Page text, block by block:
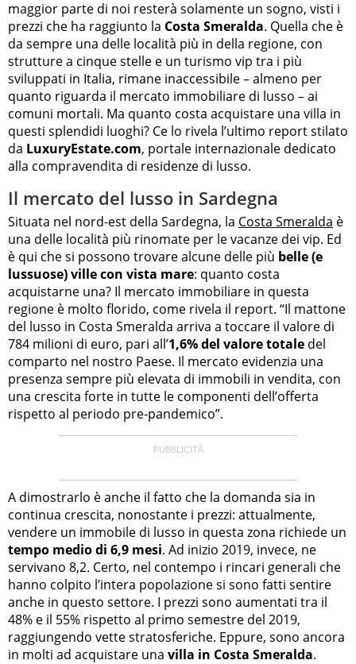
maggior parte di noi resterà solamente un sogno, visti i
prezzi che ha raggiunto la Costa Smeralda. Quella che è
da sempre una delle località più in della regione, con
strutture a cinque stelle e un turismo vip tra i più
sviluppati in Italia, rimane inaccessibile – almeno per
quanto riguarda il mercato immobiliare di lusso – ai
comuni mortali. Ma quanto costa acquistare una villa in
questi splendidi luoghi? Ce lo rivela l’ultimo report stilato
da LuxuryEstate.com, portale internazionale dedicato
alla compravendita di residenze di lusso.
Il mercato del lusso in Sardegna
Situata nel nord-est della Sardegna, la Costa Smeralda è
una delle località più rinomate per le vacanze dei vip. Ed
è qui che si possono trovare alcune delle più belle (e
lussuose) ville con vista mare: quanto costa
acquistarne una? Il mercato immobiliare in questa
regione è molto florido, come rivela il report. “Il mattone
del lusso in Costa Smeralda arriva a toccare il valore di
784 milioni di euro, pari all’1,6% del valore totale del
comparto nel nostro Paese. Il mercato evidenzia una
presenza sempre più elevata di immobili in vendita, con
una crescita forte in tutte le componenti dell’offerta
rispetto al periodo pre-pandemico”.
A dimostrarlo è anche il fatto che la domanda sia in
continua crescita, nonostante i prezzi: attualmente,
vendere un immobile di lusso in questa zona richiede un
tempo medio di 6,9 mesi. Ad inizio 2019, invece, ne
servivano 8,2. Certo, nel contempo i rincari generali che
hanno colpito l’intera popolazione si sono fatti sentire
anche in questo settore. I prezzi sono aumentati tra il
48% e il 55% rispetto al primo semestre del 2019,
raggiungendo vette stratosferiche. Eppure, sono ancora
in molti ad acquistare una villa in Costa Smeralda.